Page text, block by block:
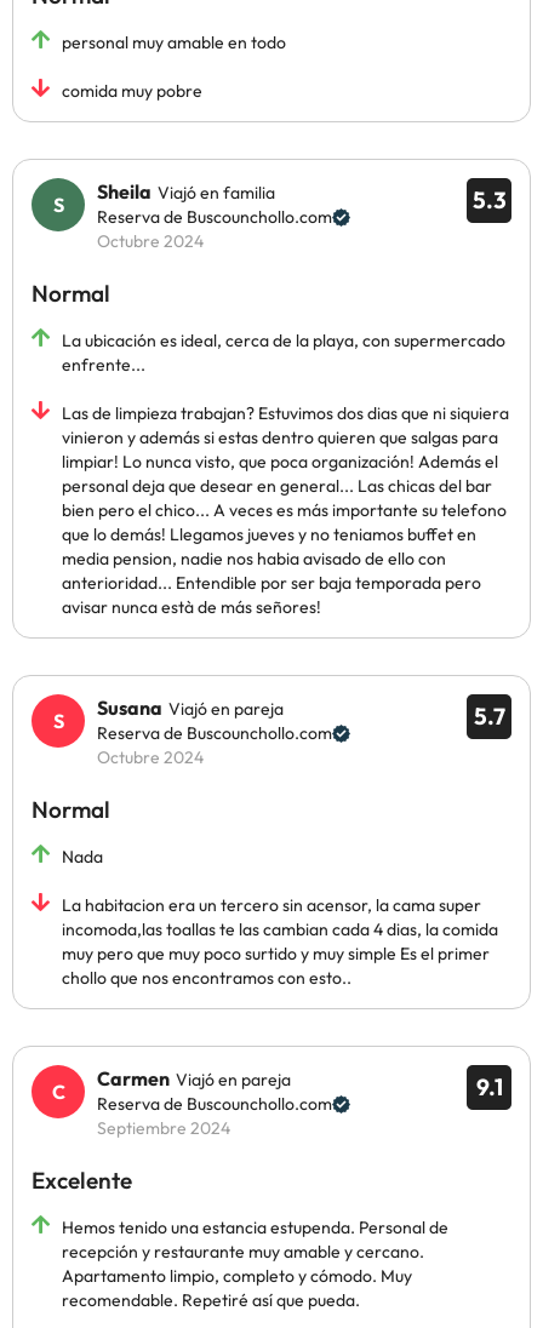
personal muy amable en todo
comida muy pobre
5.3
Sheila Viajó en familia
Reserva de Buscounchollo.com
Octubre 2024
Normal
La ubicación es ideal, cerca de la playa, con supermercado
enfrente...
Las de limpieza trabajan? Estuvimos dos dias que ni siquiera
vinieron y además si estas dentro quieren que salgas para
limpiar! Lo nunca visto, que poca organización! Además el
personal deja que desear en general... Las chicas del bar
bien pero el chico... A veces es más importante su telefono
que lo demás! Llegamos jueves y no teniamos buffet en
media pension, nadie nos habia avisado de ello con
anterioridad... Entendible por ser baja temporada pero
avisar nunca està de más señores!
5.7
Susana Viajó en pareja
Reserva de Buscounchollo.com
Octubre 2024
Normal
Nada
La habitacion era un tercero sin acensor, la cama super
incomoda,las toallas te las cambian cada 4 dias, la comida
muy pero que muy poco surtido y muy simple Es el primer
chollo que nos encontramos con esto..
9.1
Carmen Viajó en pareja
Reserva de Buscounchollo.com
Septiembre 2024
Excelente
Hemos tenido una estancia estupenda. Personal de
recepción y restaurante muy amable y cercano.
Apartamento limpio, completo y cómodo. Muy
recomendable. Repetiré así que pueda.